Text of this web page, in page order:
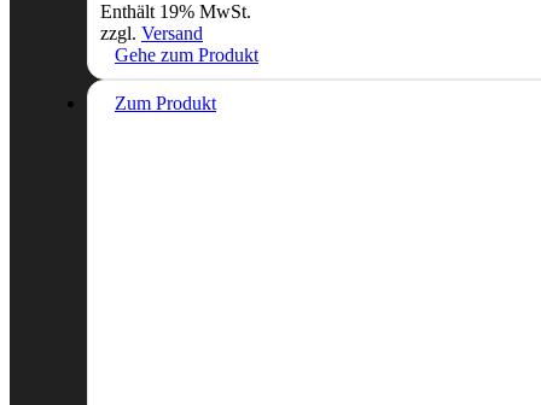
Enthält 19% MwSt.
zzgl. Versand
Gehe zum Produkt
Zum Produkt